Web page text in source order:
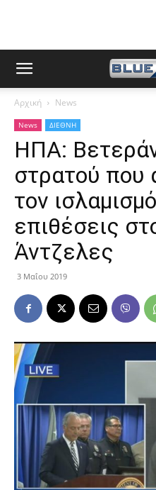
Αρχική News
News ΔΙΕΘΝΗ
ΗΠΑ:
στρατού που
τον
επιθέσεις
Άντζελες
3 Μαΐου 2019